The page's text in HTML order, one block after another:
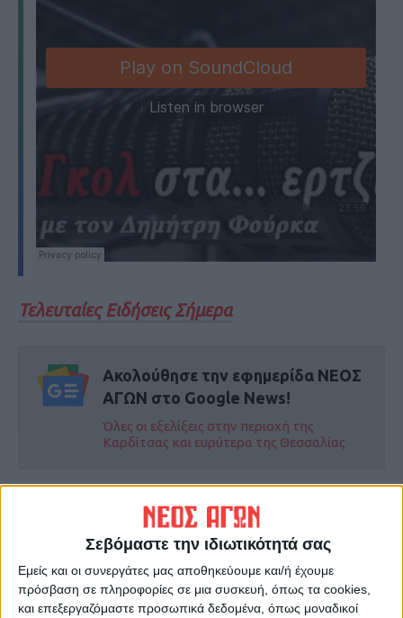
Σεβόμαστε την ιδιωτικότητά σας
Εμείς και οι συνεργάτες μας αποθηκεύουμε και/ή έχουμε
πρόσβαση σε πληροφορίες σε μια συσκευή, όπως τα cookies,
και επεξεργαζόμαστε προσωπικά δεδομένα, όπως μοναδικοί
Τελευταίες Ειδήσεις Σήμερα
Ακολούθησε την εφημερίδα ΝΕΟΣ
ΑΓΩΝ στο Google News!
Όλες οι εξελίξεις στην περιοχή της
Καρδίτσας και ευρύτερα της Θεσσαλίας
Πρωινό μαγκαζίνο 6/3/2023
Θρήνος και οδύνη στην
κηδεία του 21χρονου Τάσου
Κουτσόπουλου